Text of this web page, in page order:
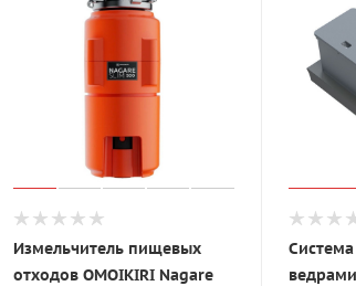
Измельчитель пищевых
отходов OMOIKIRI Nagare